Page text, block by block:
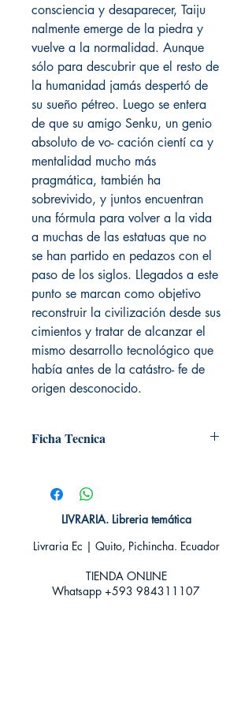
consciencia y desaparecer, Taiju
nalmente emerge de la piedra y
vuelve a la normalidad. Aunque
sólo para descubrir que el resto de
la humanidad jamás despertó de
su sueño pétreo. Luego se entera
de que su amigo Senku, un genio
absoluto de vo- cación cientí ca y
mentalidad mucho más
pragmática, también ha
sobrevivido, y juntos encuentran
una fórmula para volver a la vida
a muchas de las estatuas que no
se han partido en pedazos con el
paso de los siglos. Llegados a este
punto se marcan como objetivo
reconstruir la civilización desde sus
cimientos y tratar de alcanzar el
mismo desarrollo tecnológico que
había antes de la catástro- fe de
origen desconocido.
Ficha Tecnica
Editorial: ⁣IVREA
Idioma: Castellano⁣
Encuadernación: Blanda⁣
Tamaño: Grande
LIVRARIA. Libreria temática
Livraria Ec | Quito, Pichincha. Ecuador
TIENDA ONLINE​
Whatsapp +593 984311107